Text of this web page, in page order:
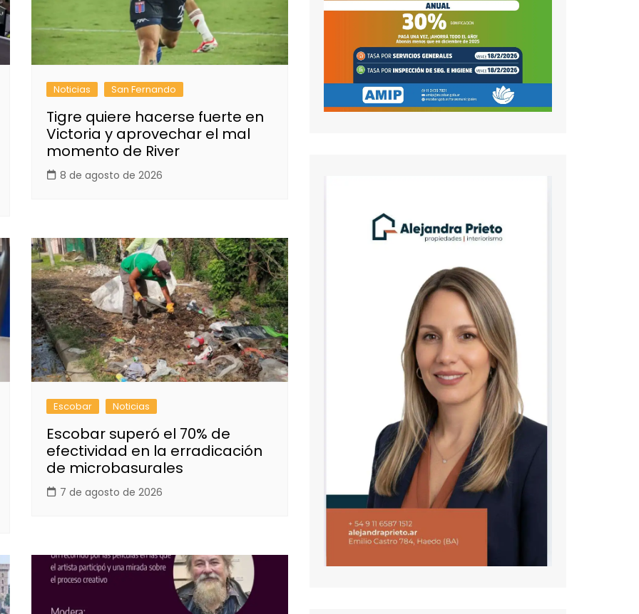
Noticias San Fernando
Tigre quiere hacerse fuerte en
Victoria y aprovechar el mal
momento de River
8 de agosto de 2026
Escobar Noticias
Escobar superó el 70% de
efectividad en la erradicación
de microbasurales
7 de agosto de 2026